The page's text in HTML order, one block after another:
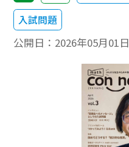
入試問題
公開日： 2026年05月01日